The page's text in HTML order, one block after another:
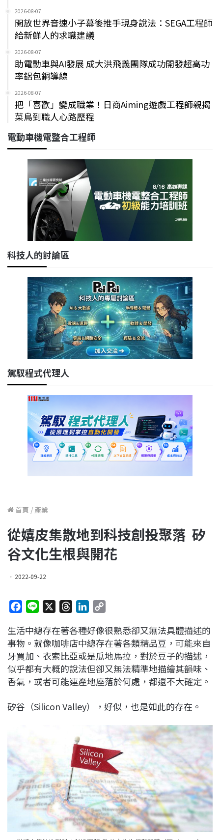
2026-08-07
開放世界音速小子幕後推手現身說法：SEGA工程師
給新鮮人的求職建議
2026-08-07
助電動車與AI發展 成大洪飛義團隊成功開發超高功
率鋁包銅導線
2026-08-07
把「喜歡」變成職業！日商Aiming遊戲工程師親揭
菜鳥到職人心路歷程
電動車機電整合工程師
科技人的討論區
駕馭程式代理人